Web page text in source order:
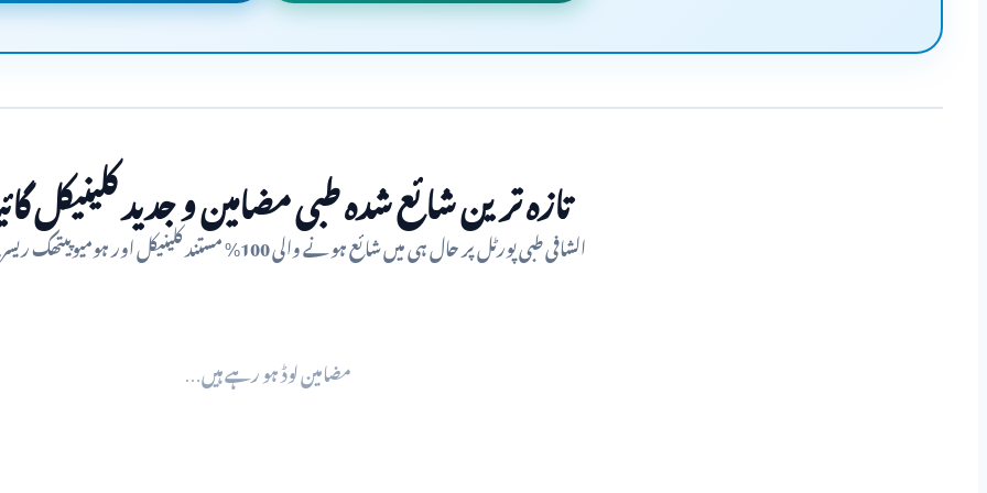
تازہ ترین شائع شدہ طبی مضامین و جدید کلینیکل
الشافی طبی پورٹل پر حال ہی میں شائع ہونے والی 100% مستند کلینیکل اور ہومیوپیتھک ریسرچ گائیڈز
مضامین لوڈ ہو رہے ہیں…